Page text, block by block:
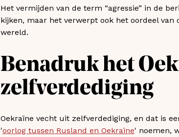
Het vermijden van de term “agressie” in de
kijken, maar het verwerpt ook het oordeel van
wereld.
Benadruk het
zelfverdediging
Oekraïne vecht uit zelfverdediging, en dat is
'oorlog tussen Rusland en Oekraïne' noemen,